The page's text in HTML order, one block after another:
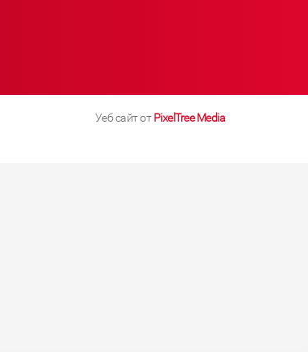
Уеб сайт отPixelTree Media